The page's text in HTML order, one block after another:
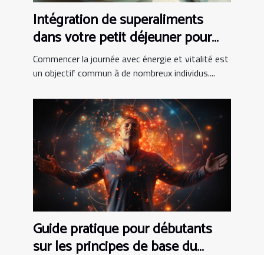
Intégration de superaliments
dans votre petit déjeuner pour
booster votre journée
Commencer la journée avec énergie et vitalité est
un objectif commun à de nombreux individus....
Guide pratique pour débutants
sur les principes de base du